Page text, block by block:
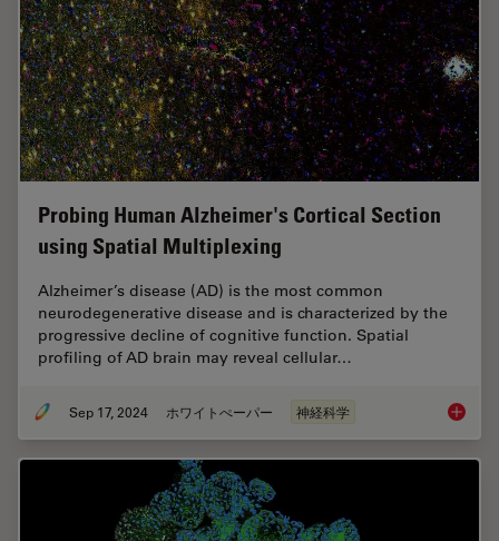
Probing Human Alzheimer's Cortical Section
using Spatial Multiplexing
Alzheimer’s disease (AD) is the most common
neurodegenerative disease and is characterized by the
progressive decline of cognitive function. Spatial
profiling of AD brain may reveal cellular…
Sep 17, 2024 ホワイトぺーパー 神経科学